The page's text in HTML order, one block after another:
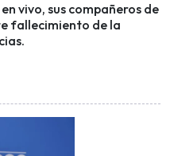
vivo, sus compañeros de
fallecimiento de la